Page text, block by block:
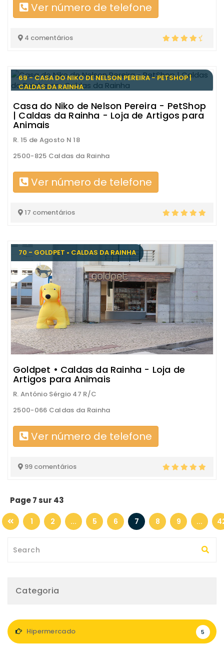
Ver número de telefone
4 comentários
69 - CASA DO NIKO DE NELSON PEREIRA - PETSHOP |
CALDAS DA RAINHA
Casa do Niko de Nelson Pereira - PetShop
| Caldas da Rainha - Loja de Artigos para
Animais
R. 15 de Agosto N 18
2500-825 Caldas da Rainha
Ver número de telefone
17 comentários
70 - GOLDPET • CALDAS DA RAINHA
Goldpet • Caldas da Rainha - Loja de
Artigos para Animais
R. António Sérgio 47 R/C
2500-066 Caldas da Rainha
Ver número de telefone
99 comentários
Page 7 sur 43
1 2 ... 5 6 7 8 9 ...
Categoria
Hipermercado 5